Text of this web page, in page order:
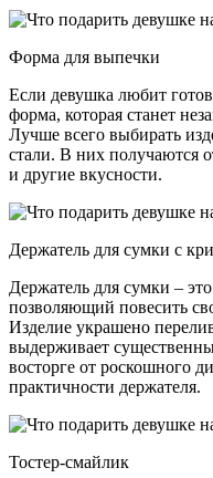
Форма для выпечки
Если девушка любит
форма, которая станет
Лучше всего выбирать
стали. В них получаются
и другие вкусности.
Держатель для сумки с
Держатель для сумки –
позволяющий повесить
Изделие украшено
выдерживает
восторге от роскошного
практичности держателя.
Тостер-смайлик